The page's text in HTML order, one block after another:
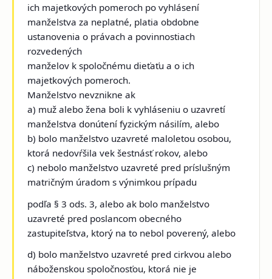
ich majetkových pomeroch po vyhlásení
manželstva za neplatné, platia obdobne
ustanovenia o právach a povinnostiach
rozvedených
manželov k spoločnému dieťaťu a o ich
majetkových pomeroch.
Manželstvo nevznikne ak
a) muž alebo žena boli k vyhláseniu o uzavretí
manželstva donútení fyzickým násilím, alebo
b) bolo manželstvo uzavreté maloletou osobou,
ktorá nedovŕšila vek šestnásť rokov, alebo
c) nebolo manželstvo uzavreté pred príslušným
matričným úradom s výnimkou prípadu
podľa § 3 ods. 3, alebo ak bolo manželstvo
uzavreté pred poslancom obecného
zastupiteľstva, ktorý na to nebol poverený, alebo
d) bolo manželstvo uzavreté pred cirkvou alebo
náboženskou spoločnosťou, ktorá nie je